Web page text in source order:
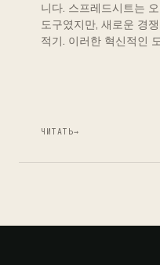
니다. 스프레드시트는
도구였지만, 새로운 경
적기. 이러한 혁신적인
ЧИТАТЬ→